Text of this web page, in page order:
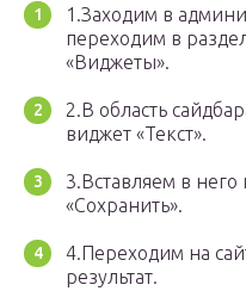
1.Заходим в
переходим в
«Виджеты».
2.В область
виджет «Текст».
3.Вставляем в
«Сохранить».
4.Переходим на
результат.